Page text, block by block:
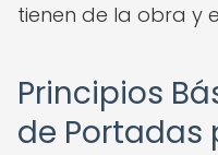
tienen de la obra y
Principios
de Portadas